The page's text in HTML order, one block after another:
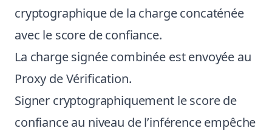
cryptographique de la charge concaténée
avec le score de confiance.
La charge signée combinée est envoyée au
Proxy de Vérification.
Signer cryptographiquement le score de
confiance au niveau de l’inférence empêche